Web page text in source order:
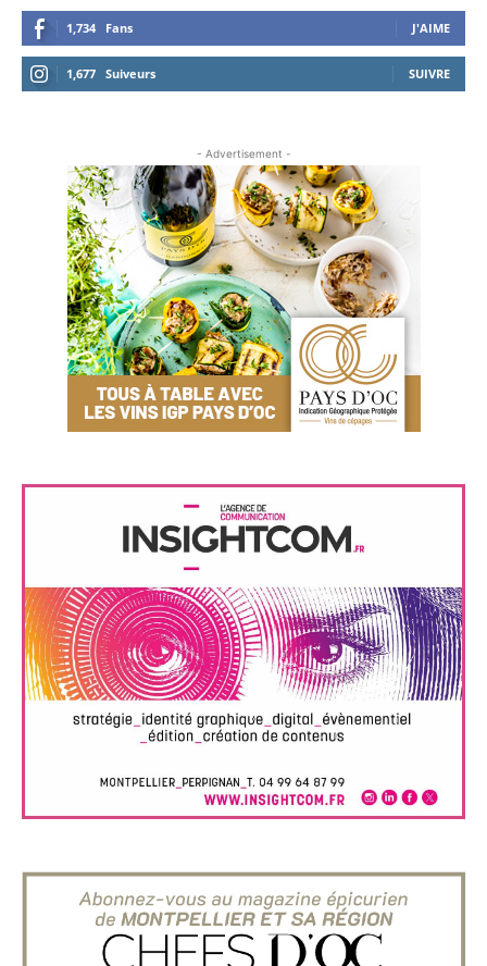
1,734 Fans J'AIME
1,677 Suiveurs SUIVRE
- Advertisement -